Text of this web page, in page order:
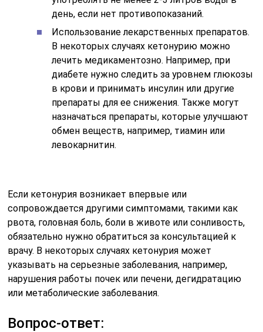
день, если нет противопоказаний.
Использование лекарственных препаратов.
В некоторых случаях кетонурию можно
лечить медикаментозно. Например, при
диабете нужно следить за уровнем глюкозы
в крови и принимать инсулин или другие
препараты для ее снижения. Также могут
назначаться препараты, которые улучшают
обмен веществ, например, тиамин или
левокарнитин.
Если кетонурия возникает впервые или
сопровождается другими симптомами, такими как
рвота, головная боль, боли в животе или сонливость,
обязательно нужно обратиться за консультацией к
врачу. В некоторых случаях кетонурия может
указывать на серьезные заболевания, например,
нарушения работы почек или печени, дегидратацию
или метаболические заболевания.
Вопрос-ответ: